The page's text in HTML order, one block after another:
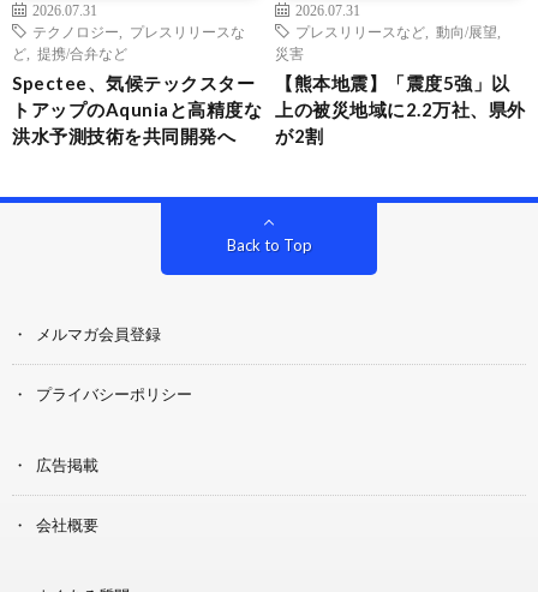
2026.07.31
テクノロジー
プレスリリースな
ど
提携/合弁など
Spectee、気候テックスター
トアップのAquniaと高精度な
洪水予測技術を共同開発へ
2026.07.31
プレスリリースなど
動向/展望
災害
【熊本地震】「震度5強」以
上の被災地域に2.2万社、県外
が2割
Back to Top
メルマガ会員登録
プライバシーポリシー
広告掲載
会社概要